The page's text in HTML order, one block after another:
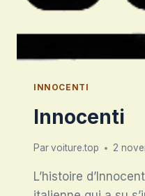
INNOCENTI
Innocenti
Parvoiture.top 2
L’histoire